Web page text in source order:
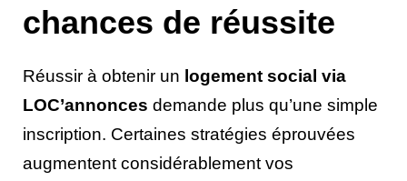
chances de réussite
Réussir à obtenir un logement social via
LOC’annonces demande plus qu’une simple
inscription. Certaines stratégies éprouvées
augmentent considérablement vos